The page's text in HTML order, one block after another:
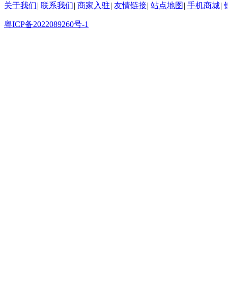
关于我们| 联系我们| 商家入驻| 友情链接| 站点地图 | 手机商城|
粤ICP备2022089260号-1